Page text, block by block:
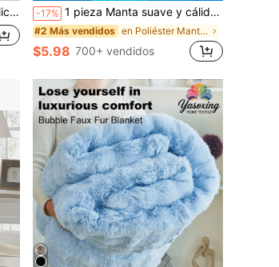
-17% 1 pieza Manta suave y cálida de felpa a rayas, manta de tiro multifuncional para Navidad adecuada para cama, sofá, viaje, oficina, decoración de dormitorio, decoración del hogar, uso en todas las estaciones, regalo perfecto para amigos y familiares en Navidad y Halloween
#2 Más vendidos en Poliéster Mantas de cama y mantas de toalla
$5.98 700+ vendidos